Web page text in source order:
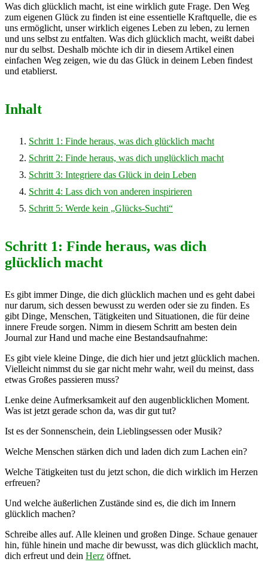
Was dich glücklich macht, ist eine wirklich gute Frage. Den Weg
zum eigenen Glück zu finden ist eine essentielle Kraftquelle, die es
uns ermöglicht, unser wirklich eigenes Leben zu leben, zu lernen
und uns selbst zu entfalten. Was dich glücklich macht, weißt dabei
nur du selbst. Deshalb möchte ich dir in diesem Artikel einen
einfachen Weg zeigen, wie du das Glück in deinem Leben findest
und etablierst.
Inhalt
Schritt 1: Finde heraus, was dich glücklich macht
Schritt 2: Finde heraus, was dich unglücklich macht
Schritt 3: Integriere das Glück in dein Leben
Schritt 4: Lass dich von anderen inspirieren
Schritt 5: Werde kein „Glücks-Suchti“
Schritt 1: Finde heraus, was dich
glücklich macht
Es gibt immer Dinge, die dich glücklich machen und es geht dabei
nur darum, sich dessen bewusst zu werden oder sie zu finden. Es
gibt Dinge, Menschen, Tätigkeiten und Situationen, die für deine
innere Freude sorgen. Nimm in diesem Schritt am besten dein
Journal zur Hand und mache eine Bestandsaufnahme:
Es gibt viele kleine Dinge, die dich hier und jetzt glücklich machen.
Vielleicht nimmst du sie gar nicht mehr wahr, weil du meinst, dass
etwas Großes passieren muss?
Lenke deine Aufmerksamkeit auf den augenblicklichen Moment.
Was ist jetzt gerade schon da, was dir gut tut?
Ist es der Sonnenschein, dein Lieblingsessen oder Musik?
Welche Menschen stärken dich und laden dich zum Lachen ein?
Welche Tätigkeiten tust du jetzt schon, die dich wirklich im Herzen
erfreuen?
Und welche äußerlichen Zustände sind es, die dich im Innern
glücklich machen?
Schreibe alles auf. Alle kleinen und großen Dinge. Schaue genauer
hin, fühle hinein und mache dir bewusst, was dich glücklich macht,
dich erfreut und dein Herz öffnet.